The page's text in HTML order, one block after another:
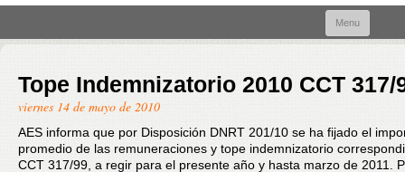
Menu
Tope Indemnizatorio 2010 CCT 317/
viernes 14 de mayo de 2010
AES informa que por Disposición DNRT 201/10 se ha fijado el
promedio de las remuneraciones y tope indemnizatorio
CCT 317/99, a regir para el presente año y hasta marzo de 2011.